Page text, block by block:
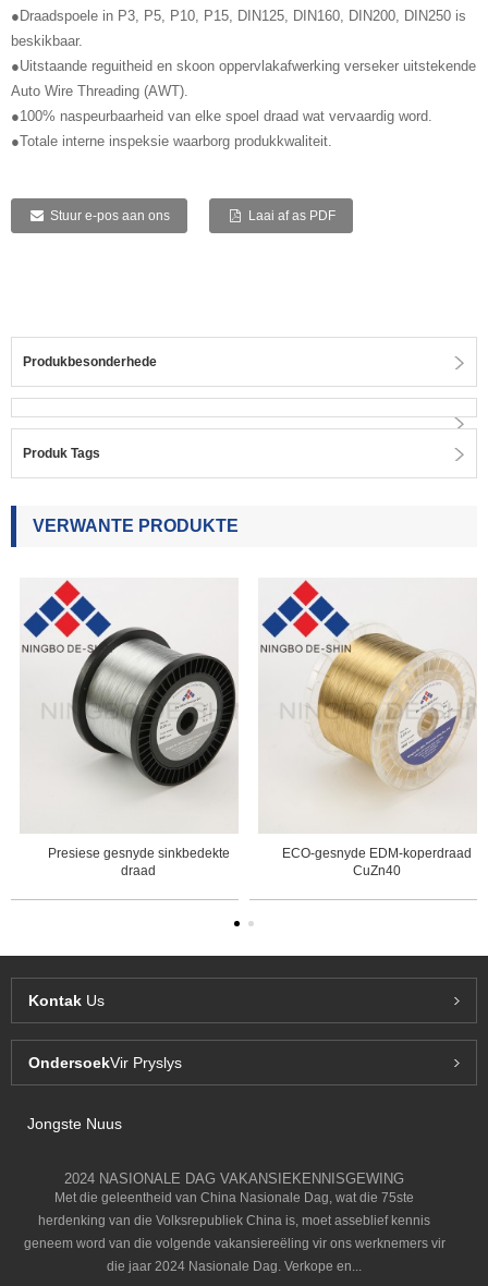
●Draadspoele in P3, P5, P10, P15, DIN125, DIN160, DIN200, DIN250 is
beskikbaar.
●Uitstaande reguitheid en skoon oppervlakafwerking verseker uitstekende
Auto Wire Threading (AWT).
●100% naspeurbaarheid van elke spoel draad wat vervaardig word.
●Totale interne inspeksie waarborg produkkwaliteit.
Stuur e-pos aan ons Laai af as PDF
Produkbesonderhede
Produk Tags
VERWANTE PRODUKTE
Presiese gesnyde sinkbedekte
draad
ECO-gesnyde EDM-koperdraad
CuZn40
Kontak Us
OndersoekVir Pryslys
Jongste Nuus
2024 NASIONALE DAG VAKANSIEKENNISGEWING
Met die geleentheid van China Nasionale Dag, wat die 75ste
herdenking van die Volksrepubliek China is, moet asseblief kennis
geneem word van die volgende vakansiereëling vir ons werknemers vir
die jaar 2024 Nasionale Dag. Verkope en...